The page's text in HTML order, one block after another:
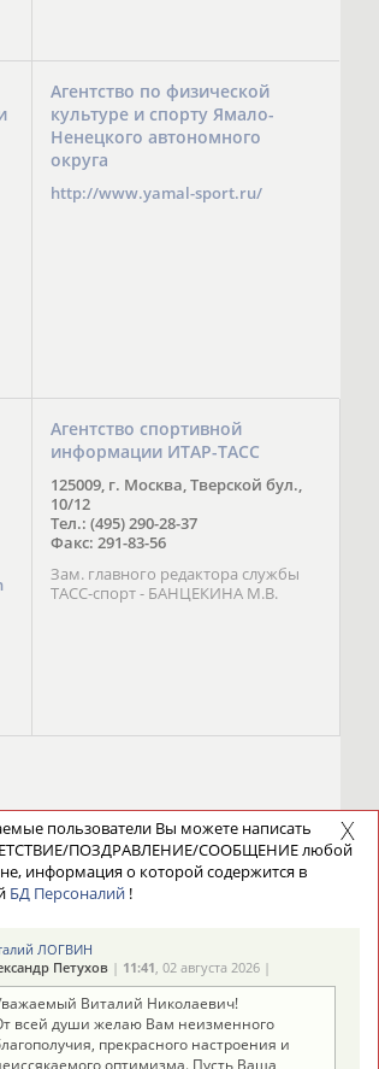
Агентство по физической
культуре и спорту Ямало-
Ненецкого автономного
округа
http://www.yamal-sport.ru/
Агентство спортивной
информации ИТАР-ТАСС
125009, г. Москва, Тверской бул.,
10/12
Тел.: (495) 290-28-37
Факс: 291-83-56
Зам. главного редактора службы
ТАСС-спорт - БАНЦЕКИНА М.В.
пользователи Вы можете написать
ПОЗДРАВЛЕНИЕ/СООБЩЕНИЕ любой
информация о которой содержится в
БД Персоналий !
ЛОГВИН
Петухов | 11:41, 02 августа 2026 |
Виталий Николаевич!
всей души желаю Вам неизменного
прекрасного настроения и
оптимизма. Пусть Ваша